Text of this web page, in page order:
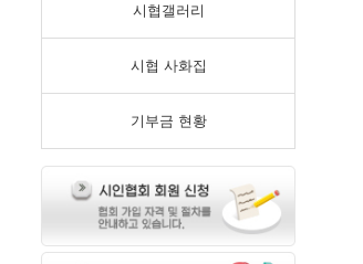
시협갤러리
시협 사화집
기부금 현황